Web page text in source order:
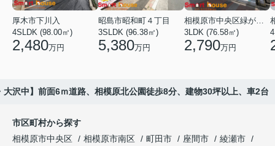
厚木市下川入
4SLDK (98.00㎡)
2,480万円
昭島市昭和町４丁目
3SLDK (96.38㎡)
5,380万円
相模原市中央区緑が丘１丁目
3LDK (76.58㎡)
2,790万円
沢中】前面6ｍ道路、相模原北公園徒歩8分、建物30坪以上、車2台
市区町村から探す
相模原市中央区
相模原市南区 町田市 座間市
綾瀬市